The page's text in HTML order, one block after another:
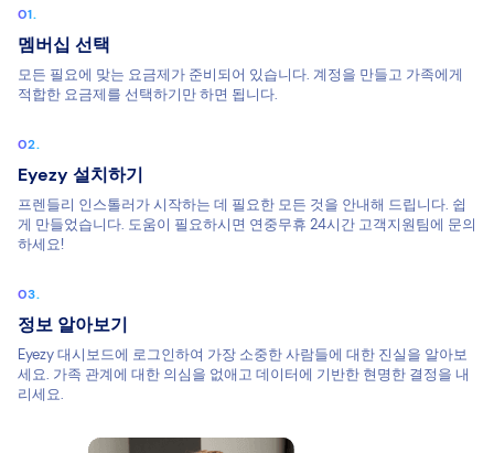
멤버십 선택
모든 필요에 맞는 요금제가 준비되어 있습니다. 계정을 만들고 가족에게
적합한 요금제를 선택하기만 하면 됩니다.
Eyezy 설치하기
프렌들리 인스톨러가 시작하는 데 필요한 모든 것을 안내해 드립니다. 쉽
게 만들었습니다. 도움이 필요하시면 연중무휴 24시간 고객지원팀에 문의
하세요!
정보 알아보기
Eyezy 대시보드에 로그인하여 가장 소중한 사람들에 대한 진실을 알아보
세요. 가족 관계에 대한 의심을 없애고 데이터에 기반한 현명한 결정을 내
리세요.